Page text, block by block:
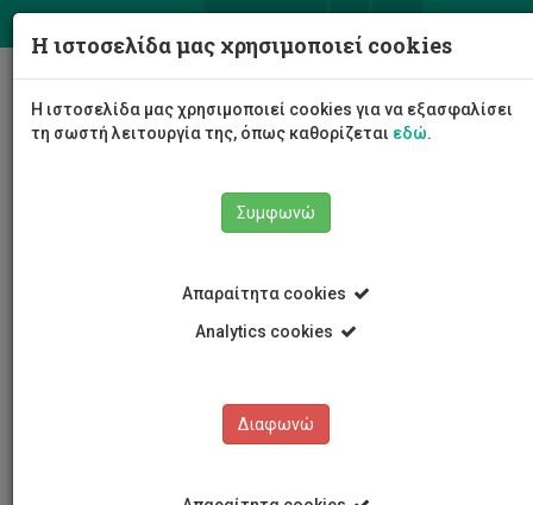
Σύνθεση Συμβουλίου
Στεφανία Φλωράκη
Στεφανία Φλωράκη
Η ιστοσελίδα μας χρησιμοποιεί cookies
Η ιστοσελίδα μας χρησιμοποιεί cookies για να εξασφαλίσει
τη σωστή λειτουργία της, όπως καθορίζεται εδώ.
Συμφωνώ
Απαραίτητα cookies
Analytics cookies
Διαφωνώ